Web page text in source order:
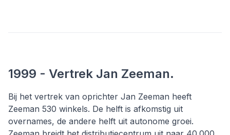
1999 - Vertrek Jan Zeeman.
Bij het vertrek van oprichter Jan Zeeman heeft
Zeeman 530 winkels. De helft is afkomstig uit
overnames, de andere helft uit autonome groei.